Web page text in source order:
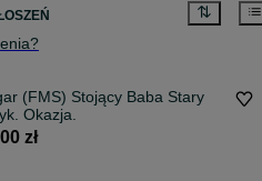
(FMS) Stojący Baba Stary
Okazja.
zł